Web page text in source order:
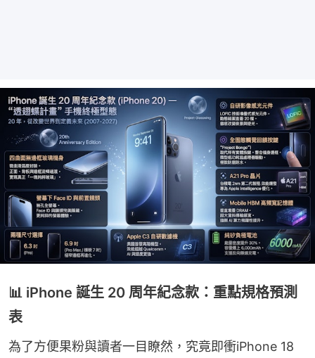
📊 iPhone 誕生 20 周年紀念款：重點規格預測
表
為了方便果粉與讀者一目瞭然，究竟即衝iPhone 18